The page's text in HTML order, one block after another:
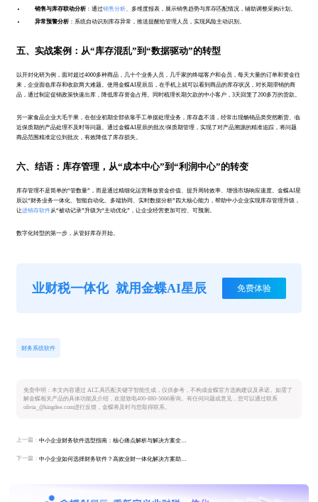
销售与库存联动分析：通过销售分析、多维度报表，展示销售趋势与库存匹配情况，辅助调整采购计划。
异常预警分析：系统自动识别库存异常，推送提醒给管理人员，实现风险主动识别。
五、实战案例：从“库存混乱”到“数据驱动”的转型
以开封化研为例，面对超过4000多种商品，几十个业务人员，几千家的终端客户和会员，每天大量的订单和资金往
来，企业面临库存和收款两大难题。使用金蝶AI星辰后，在手机上就可以看到商品的库存状况，对长期滞销的商
品，通过制定促销政策快速出库，降低库存资金占用。同时梳理长期欠款的中小客户，3天回笼了200多万的货款。
另一家食品企业大毛干果，在创业初期全部依靠手工单据处理业务，库存盘不清，经常出现畅销品类突然断货、临
近保质期的产品处理不及时等问题。通过金蝶AI星辰的批次/保质期管理，实现了对产品溯源的精准追踪，将问题
商品范围精准定位到批次，有效降低了库存损失。
六、结语：库存管理，从“成本中心”到“利润中心”的转变
库存管理不是简单的“管数量”，而是通过精细化运营释放资金价值、提升周转效率、增强市场响应速度。金蝶AI星
辰以“财务业务一体化、智能自动化、多端协同、实时数据分析”四大核心能力，帮助中小企业实现库存管理升级，
让进销存软件从“被动记录”升级为“主动优化”，让企业经营更加可控、可预测。
数字化转型的第一步，从管好库存开始。
业财税一体化 就用金蝶AI星辰 免费体验
财务系统软件
免责申明：本文内容通过 AI工具匹配关键字智能生成，仅供参考，不构成金蝶官方选购建议及承诺。如需了
解金蝶相关产品的具体功能及介绍，欢迎致电400-880-5666垂询。有任何问题或意见，您可以通过联系
olivia_@kingdee.com进行反馈，金蝶将及时与您取得联系。
上一篇： 中小企业财务软件选型指南：核心痛点解析与解决方案全攻略
下一篇： 中小企业如何选择财务软件？高效业财一体化解决方案助力数字化转型